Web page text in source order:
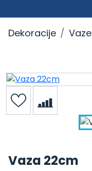
Dekoracije Vaze
Vaza 22cm